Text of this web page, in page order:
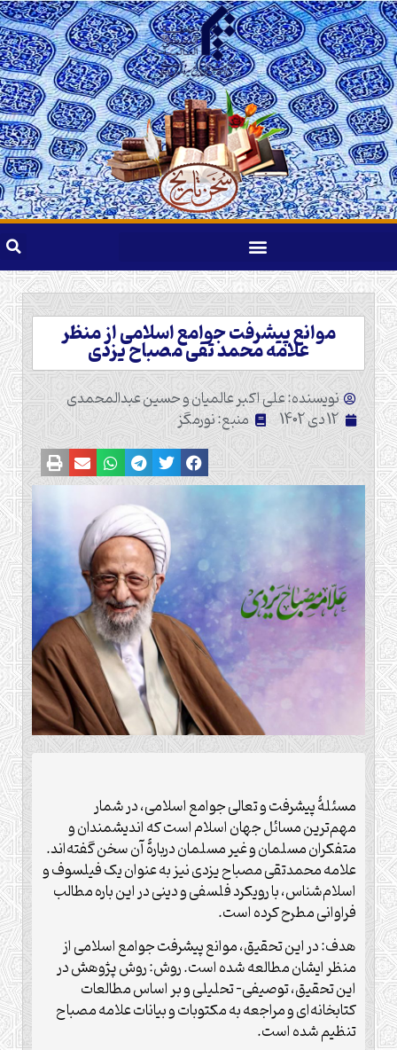
موانع پیشرفت جوامع اسلامی از منظر
علامه محمد تقی مصباح یزدی
نویسنده: علی اکبر عالمیان و حسین عبدالمحمدی
12 دی 1402 منبع: نورمگز
مسئلۀ پیشرفت و تعالی جوامع اسلامی، در شمار
مهم‌ترین مسائل جهان اسلام است که اندیشمندان و
متفکران مسلمان و غیر مسلمان دربارۀ آن سخن گفته‌اند.
علامه محمدتقی مصباح یزدی نیز به عنوان یک فیلسوف و
اسلام‌شناس، با رویکرد فلسفی و دینی در این باره مطالب
فراوانی مطرح کرده است.
هدف: در این تحقیق، موانع پیشرفت جوامع اسلامی از
منظر ایشان مطالعه شده است. روش: روش پژوهش در
این تحقیق، توصیفی- تحلیلی و بر اساس مطالعات
کتابخانه‌ای و مراجعه به مکتوبات و بیانات علامه مصباح
تنظیم شده است.